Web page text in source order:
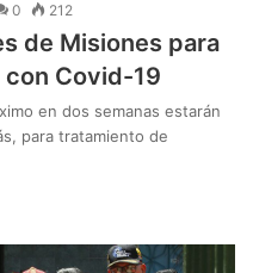
0 212
de Misiones para
Covid-19
en dos semanas estarán
para tratamiento de